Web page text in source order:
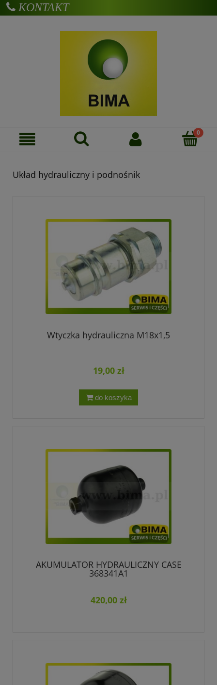
KONTAKT
Układ hydrauliczny i podnośnik
Wtyczka hydrauliczna M18x1,5
19,00 zł
do koszyka
AKUMULATOR HYDRAULICZNY CASE
368341A1
420,00 zł